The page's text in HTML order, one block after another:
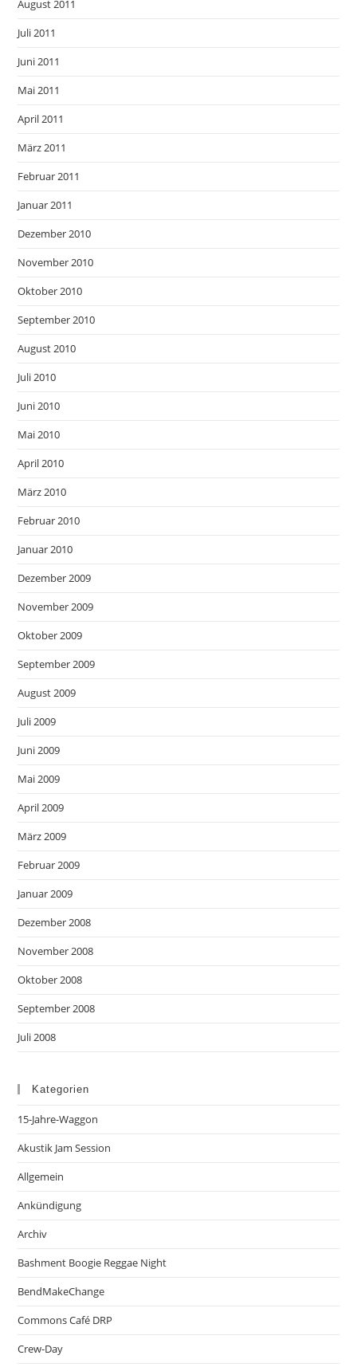
August 2011
Juli 2011
Juni 2011
Mai 2011
April 2011
März 2011
Februar 2011
Januar 2011
Dezember 2010
November 2010
Oktober 2010
September 2010
August 2010
Juli 2010
Juni 2010
Mai 2010
April 2010
März 2010
Februar 2010
Januar 2010
Dezember 2009
November 2009
Oktober 2009
September 2009
August 2009
Juli 2009
Juni 2009
Mai 2009
April 2009
März 2009
Februar 2009
Januar 2009
Dezember 2008
November 2008
Oktober 2008
September 2008
Juli 2008
Kategorien
15-Jahre-Waggon
Akustik Jam Session
Allgemein
Ankündigung
Archiv
Bashment Boogie Reggae Night
BendMakeChange
Commons Café DRP
Crew-Day